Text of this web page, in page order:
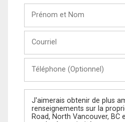
Nom
(Optionnel)
Message